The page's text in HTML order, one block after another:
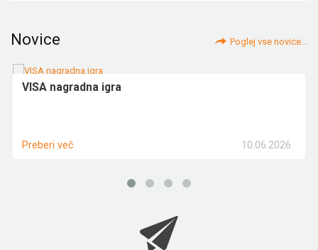
Novice Poglej vse novice...
VISA nagradna igra
10.06.2026
Preberi več